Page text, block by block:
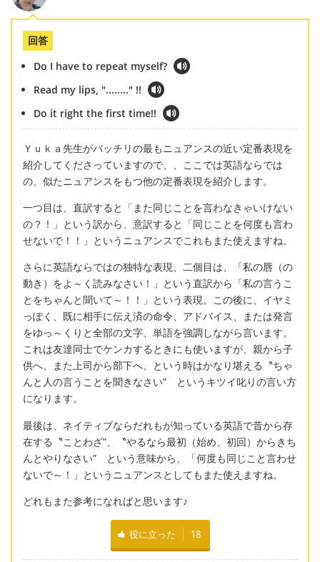
回答
Do I have to repeat myself?
Read my lips, "........" !!
Do it right the first time!!
Ｙｕｋａ先生がバッチリの最もニュアンスの近い定番表現を
紹介してくださっていますので、、ここでは英語ならでは
の、似たニュアンスをもつ他の定番表現を紹介します。
一つ目は、直訳すると「また同じことを言わなきゃいけない
の？！」という訳から、意訳すると「同じことを何度も言わ
せないで！！」というニュアンスでこれもまた使えますね。
さらに英語ならではの独特な表現、二個目は、「私の唇（の
動き）をよ～く読みなさい！」という直訳から「私の言うこ
とをちゃんと聞いて～！！」という表現。この後に、イヤミ
っぽく、既に相手に伝え済の命令、アドバイス、または発言
をゆっ～くりと全部の文字、単語を強調しながら言います。
これは友達同士でケンカするときにも使いますが、親から子
供へ、また上司から部下へ、という時はかなり堪える〝ちゃ
んと人の言うことを聞きなさい” というキツイ叱りの言い方
になります。
最後は、ネイティブならだれもが知っている英語で昔から存
在する〝ことわざ”、〝やるなら最初（始め、初回）からきち
んとやりなさい” という意味から、「何度も同じこと言わせ
ないで～！」というニュアンスとしてもまた使えますね。
どれもまた参考になればと思います♪
役に立った 18